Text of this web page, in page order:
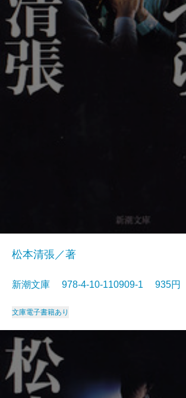
松本清張／著
新潮文庫 978-4-10-110909-1 935円
文庫電子書籍あり